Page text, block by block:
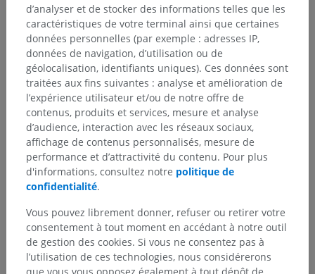
Hiérarchie anatomique
Anatomie humaine 2
Corps humain> Systèmes intégrants>
Tégument commun > Peau> Derme>
Couche réticulaire
d’analyser et de stocker des informations telles que les
caractéristiques de votre terminal ainsi que certaines
données personnelles (par exemple : adresses IP,
données de navigation, d’utilisation ou de
géolocalisation, identifiants uniques). Ces données sont
traitées aux fins suivantes : analyse et amélioration de
l’expérience utilisateur et/ou de notre offre de
contenus, produits et services, mesure et analyse
d’audience, interaction avec les réseaux sociaux,
affichage de contenus personnalisés, mesure de
performance et d’attractivité du contenu. Pour plus
d'informations, consultez notre politique de
confidentialité.
Vous pouvez librement donner, refuser ou retirer votre
consentement à tout moment en accédant à notre outil
de gestion des cookies. Si vous ne consentez pas à
l’utilisation de ces technologies, nous considérerons